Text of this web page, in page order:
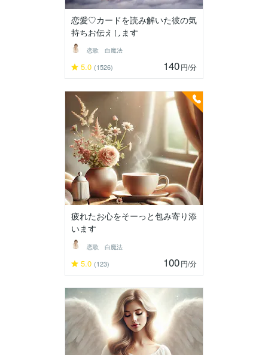
恋愛♡カードを読み解いた彼の気
持ちお伝えします
恋歌 白魔法
5.0 (1526) 140円/分
疲れたお心をそーっと包み寄り添
います
恋歌 白魔法
5.0 (123) 100円/分